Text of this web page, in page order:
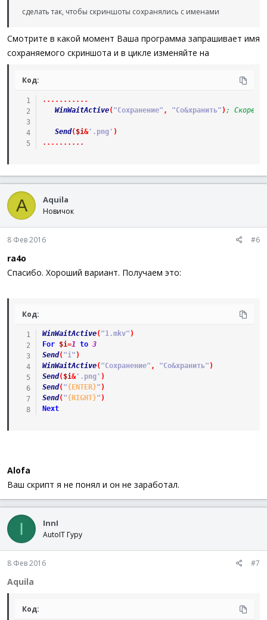
сделать так, чтобы скриншоты сохранялись с именами
Смотрите в какой момент Ваша программа запрашивает имя
сохраняемого скриншота и в цикле изменяйте на
Код:
. . . . . . . . . . .
WinWaitActive( "Сохранение" , "Со&хранить" ) ; Скорее
Send( $i&'.png' )
. . . . . . . . . .
A Aquila
Новичок
8 Фев 2016 #6
ra4o
Спасибо. Хороший вариант. Получаем это:
Код:
WinWaitActive( "1.mkv" )
For
$i=1 to 3
Send( "i" )
WinWaitActive( "Сохранение" , "Со&хранить" )
Send( $i&'.png' )
Send( "{ENTER}" )
Send( "{RIGHT}" )
Next
Alofa
Ваш скрипт я не понял и он не заработал.
I InnI
AutoIT Гуру
8 Фев 2016 #7
Aquila
Код: